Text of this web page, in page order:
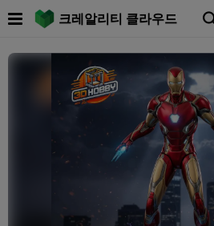
크레알리티 클라우드 